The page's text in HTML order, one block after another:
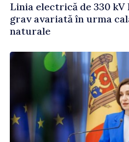
Linia electrică de 330
grav avariată în urma
naturale